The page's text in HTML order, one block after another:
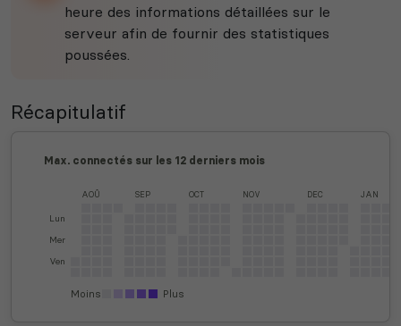
heure des informations détaillées sur le
serveur afin de fournir des statistiques
poussées.
Récapitulatif
Max. connectés sur les 12 derniers mois
Lun
Mer
Ven
AOÛ SEP OCT NOV DEC JAN
Moins Plus